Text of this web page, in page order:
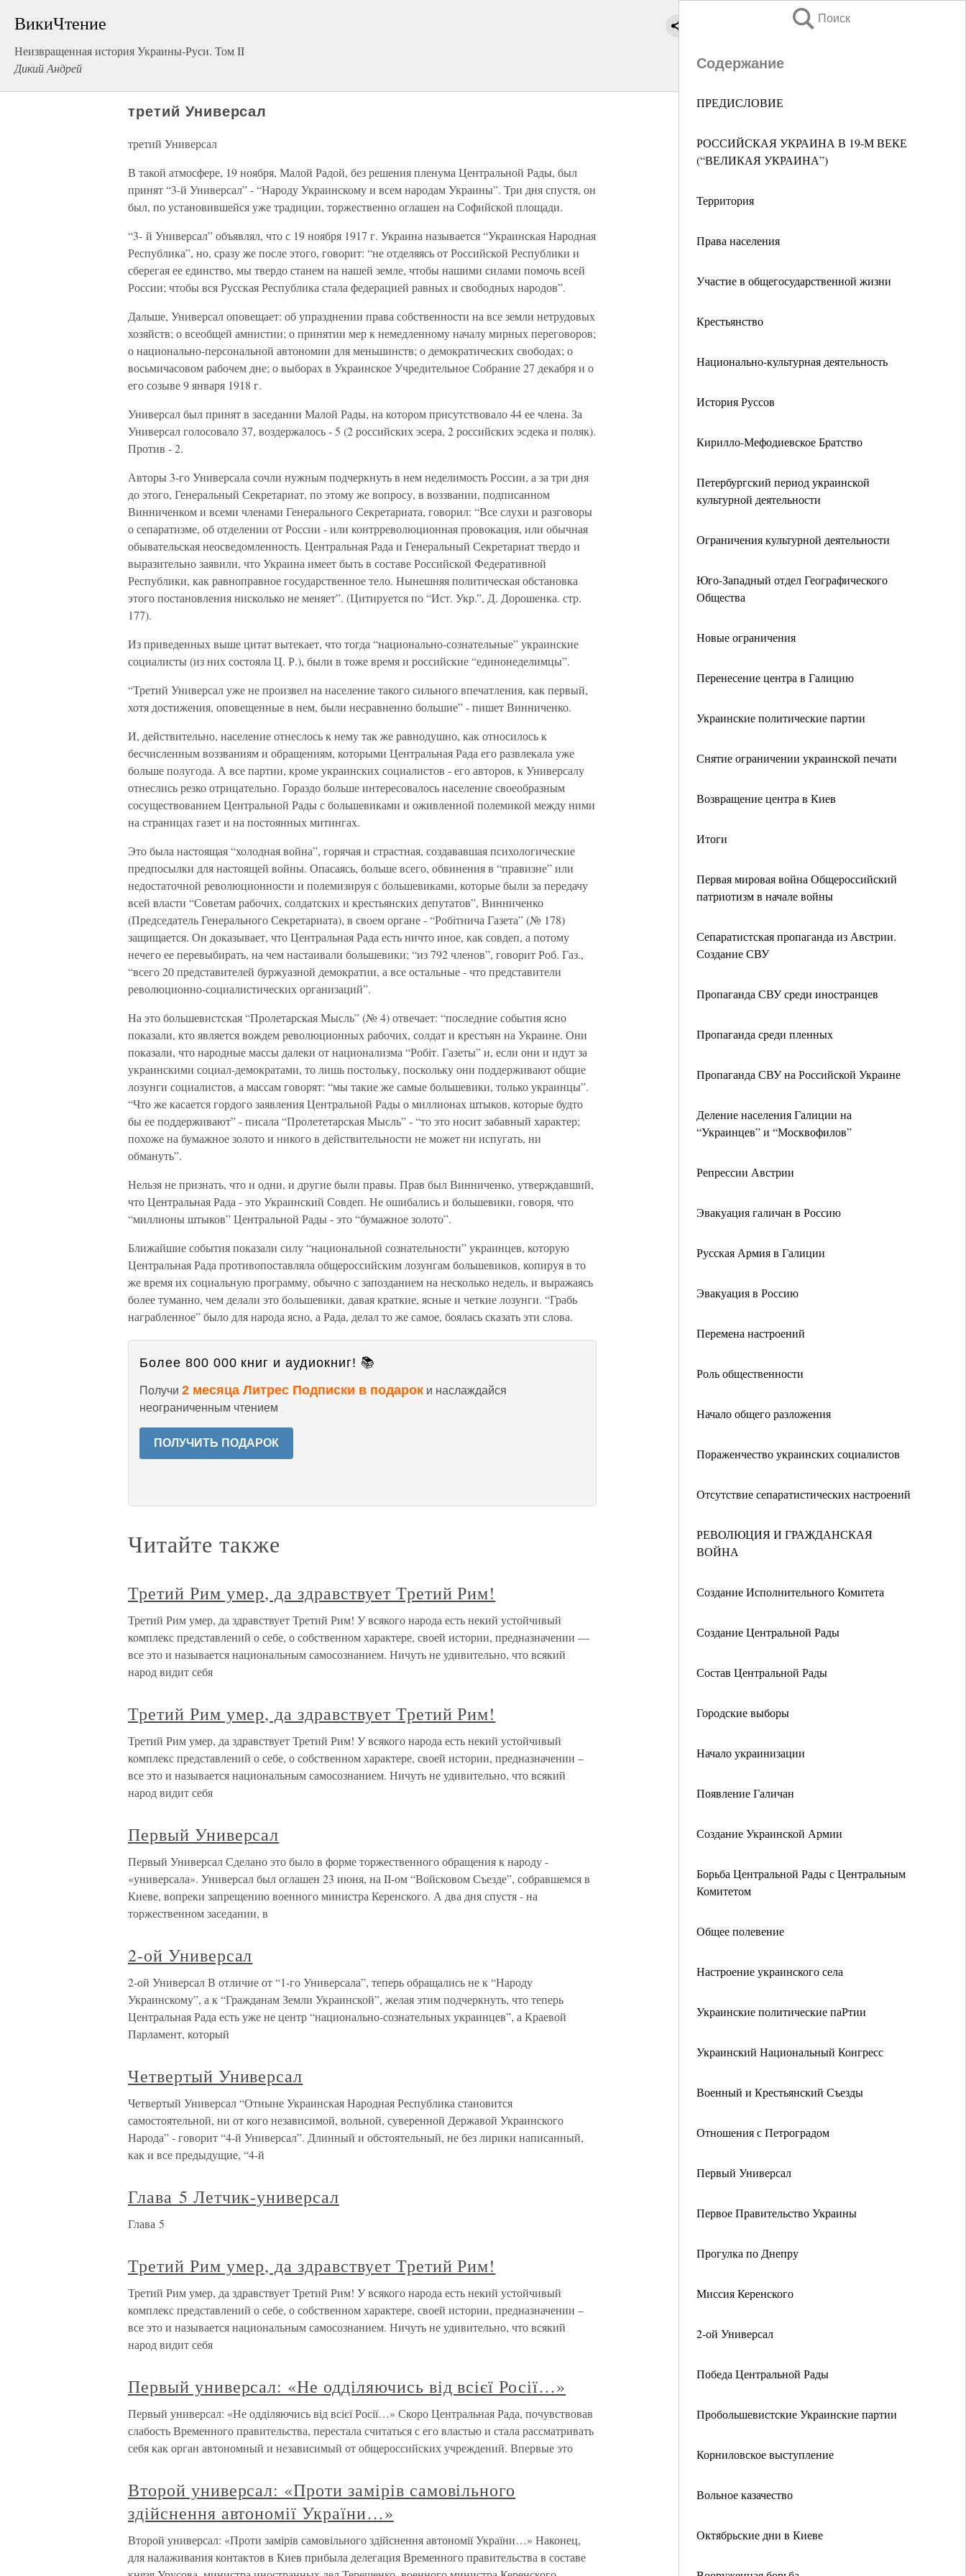
ВикиЧтение
Неизвращенная история Украины-Руси. Том II
Дикий Андрей
Поиск
Содержание
ПРЕДИСЛОВИЕ
РОССИЙСКАЯ УКРАИНА В 19-М ВЕКЕ
(“ВЕЛИКАЯ УКРАИНА”)
Территория
Права населения
Участие в общегосударственной жизни
Крестьянство
Национально-культурная деятельность
История Руссов
Кирилло-Мефодиевское Братство
Петербургский период украинской
культурной деятельности
Ограничения культурной деятельности
Юго-Западный отдел Географического
Общества
Новые ограничения
Перенесение центра в Галицию
Украинские политические партии
Снятие ограничении украинской печати
Возвращение центра в Киев
Итоги
Первая мировая война Общероссийский
патриотизм в начале войны
Сепаратистская пропаганда из Австрии.
Создание СВУ
Пропаганда СВУ среди иностранцев
Пропаганда среди пленных
Пропаганда СВУ на Российской Украине
Деление населения Галиции на
“Украинцев” и “Москвофилов”
Репрессии Австрии
Эвакуация галичан в Россию
Русская Армия в Галиции
Эвакуация в Россию
Перемена настроений
Роль общественности
Начало общего разложения
Пораженчество украинских социалистов
Отсутствие сепаратистических настроений
РЕВОЛЮЦИЯ И ГРАЖДАНСКАЯ
ВОЙНА
Создание Исполнительного Комитета
Создание Центральной Рады
Состав Центральной Рады
Городские выборы
Начало украинизации
Появление Галичан
Создание Украинской Армии
Борьба Центральной Рады с Центральным
Комитетом
Общее полевение
Настроение украинского села
Украинские политические паРтии
Украинский Национальный Конгресс
Военный и Крестьянский Съезды
Отношения с Петроградом
Первый Универсал
Первое Правительство Украины
Прогулка по Днепру
Миссия Керенского
2-ой Универсал
Победа Центральной Рады
Пробольшевистские Украинские партии
Корниловское выступление
Вольное казачество
Октябрьские дни в Киеве
третий Универсал
третий Универсал
В такой атмосфере, 19 ноября, Малой Радой, без решения пленума Центральной Рады, был
принят “3-й Универсал” - “Народу Украинскому и всем народам Украины”. Три дня спустя, он
был, по установившейся уже традиции, торжественно оглашен на Софийской площади.
“3- й Универсал” объявлял, что с 19 ноября 1917 г. Украина называется “Украинская Народная
Республика”, но, сразу же после этого, говорит: “не отделяясь от Российской Республики и
сберегая ее единство, мы твердо станем на нашей земле, чтобы нашими силами помочь всей
России; чтобы вся Русская Республика стала федерацией равных и свободных народов”.
Дальше, Универсал оповещает: об упразднении права собственности на все земли нетрудовых
хозяйств; о всеобщей амнистии; о принятии мер к немедленному началу мирных переговоров;
о национально-персональной автономии для меньшинств; о демократических свободах; о
восьмичасовом рабочем дне; о выборах в Украинское Учредительное Собрание 27 декабря и о
его созыве 9 января 1918 г.
Универсал был принят в заседании Малой Рады, на котором присутствовало 44 ее члена. За
Универсал голосовало 37, воздержалось - 5 (2 российских эсера, 2 российских эсдека и поляк).
Против - 2.
Авторы 3-го Универсала сочли нужным подчеркнуть в нем неделимость России, а за три дня
до этого, Генеральный Секретариат, по этому же вопросу, в воззвании, подписанном
Винниченком и всеми членами Генерального Секретариата, говорил: “Все слухи и разговоры
о сепаратизме, об отделении от России - или контрреволюционная провокация, или обычная
обывательская неосведомленность. Центральная Рада и Генеральный Секретариат твердо и
выразительно заявили, что Украина имеет быть в составе Российской Федеративной
Республики, как равноправное государственное тело. Нынешняя политическая обстановка
этого постановления нисколько не меняет”. (Цитируется по “Ист. Укр.”, Д. Дорошенка. стр.
177).
Из приведенных выше цитат вытекает, что тогда “национально-сознательные” украинские
социалисты (из них состояла Ц. Р.), были в тоже время и российские “единонеделимцы”.
“Третий Универсал уже не произвел на население такого сильного впечатления, как первый,
хотя достижения, оповещенные в нем, были несравненно большие” - пишет Винниченко.
И, действительно, население отнеслось к нему так же равнодушно, как относилось к
бесчисленным воззваниям и обращениям, которыми Центральная Рада его развлекала уже
больше полугода. А все партии, кроме украинских социалистов - его авторов, к Универсалу
отнеслись резко отрицательно. Гораздо больше интересовалось население своеобразным
сосуществованием Центральной Рады с большевиками и оживленной полемикой между ними
на страницах газет и на постоянных митингах.
Это была настоящая “холодная война”, горячая и страстная, создававшая психологические
предпосылки для настоящей войны. Опасаясь, больше всего, обвинения в “правизне” или
недостаточной революционности и полемизируя с большевиками, которые были за передачу
всей власти “Советам рабочих, солдатских и крестьянских депутатов”, Винниченко
(Председатель Генерального Секретариата), в своем органе - “Робiтнича Газета” (№ 178)
защищается. Он доказывает, что Центральная Рада есть ничто иное, как совдеп, а потому
нечего ее перевыбирать, на чем настаивали большевики; “из 792 членов”, говорит Роб. Газ.,
“всего 20 представителей буржуазной демократии, а все остальные - что представители
революционно-социалистических организаций”.
На это большевистская “Пролетарская Мысль” (№ 4) отвечает: “последние события ясно
показали, кто является вождем революционных рабочих, солдат и крестьян на Украине. Они
показали, что народные массы далеки от национализма “Робiт. Газеты” и, если они и идут за
украинскими социал-демократами, то лишь постольку, поскольку они поддерживают общие
лозунги социалистов, а массам говорят: “мы такие же самые большевики, только украинцы”.
“Что же касается гордого заявления Центральной Рады о миллионах штыков, которые будто
бы ее поддерживают” - писала “Пролететарская Мысль” - “то это носит забавный характер;
похоже на бумажное золото и никого в действительности не может ни испугать, ни
обмануть”.
Нельзя не признать, что и одни, и другие были правы. Прав был Винниченко, утверждавший,
что Центральная Рада - это Украинский Совдеп. Не ошибались и большевики, говоря, что
“миллионы штыков” Центральной Рады - это “бумажное золото”.
Ближайшие события показали силу “национальной сознательности” украинцев, которую
Центральная Рада противопоставляла общероссийским лозунгам большевиков, копируя в то
же время их социальную программу, обычно с запозданием на несколько недель, и выражаясь
более туманно, чем делали это большевики, давая краткие, ясные и четкие лозунги. “Грабь
награбленное” было для народа ясно, а Рада, делал то же самое, боялась сказать эти слова.
Более 800 000 книг и аудиокниг! 📚
Получи 2 месяца Литрес Подписки в подарок и наслаждайся
неограниченным чтением
ПОЛУЧИТЬ ПОДАРОК
Читайте также
Третий Рим умер, да здравствует Третий Рим!
Третий Рим умер, да здравствует Третий Рим! У всякого народа есть некий устойчивый
комплекс представлений о себе, о собственном характере, своей истории, предназначении —
все это и называется национальным самосознанием. Ничуть не удивительно, что всякий
народ видит себя
Третий Рим умер, да здравствует Третий Рим!
Третий Рим умер, да здравствует Третий Рим! У всякого народа есть некий устойчивый
комплекс представлений о себе, о собственном характере, своей истории, предназначении –
все это и называется национальным самосознанием. Ничуть не удивительно, что всякий
народ видит себя
Первый Универсал
Первый Универсал Сделано это было в форме торжественного обращения к народу -
«универсала». Универсал был оглашен 23 июня, на II-ом “Войсковом Съезде”, собравшемся в
Киеве, вопреки запрещению военного министра Керенского. А два дня спустя - на
торжественном заседании, в
2-ой Универсал
2-ой Универсал В отличие от “1-го Универсала”, теперь обращались не к “Народу
Украинскому”, а к “Гражданам Земли Украинской”, желая этим подчеркнуть, что теперь
Центральная Рада есть уже не центр “национально-сознательных украинцев”, а Краевой
Парламент, который
Четвертый Универсал
Четвертый Универсал “Отныне Украинская Народная Республика становится
самостоятельной, ни от кого независимой, вольной, суверенной Державой Украинского
Народа” - говорит “4-й Универсал”. Длинный и обстоятельный, не без лирики написанный,
как и все предыдущие, “4-й
Глава 5 Летчик-универсал
Глава 5
Третий Рим умер, да здравствует Третий Рим!
Третий Рим умер, да здравствует Третий Рим! У всякого народа есть некий устойчивый
комплекс представлений о себе, о собственном характере, своей истории, предназначении –
все это и называется национальным самосознанием. Ничуть не удивительно, что всякий
народ видит себя
Первый универсал: «Не одділяючись від всієї Росії…»
Первый универсал: «Не одділяючись від всієї Росії…» Скоро Центральная Рада, почувствовав
слабость Временного правительства, перестала считаться с его властью и стала рассматривать
себя как орган автономный и независимый от общероссийских учреждений. Впервые это
Второй универсал: «Проти замірів самовільного
здійснення автономії України…»
Второй универсал: «Проти замірів самовільного здійснення автономії України…» Наконец,
для налаживания контактов в Киев прибыла делегация Временного правительства в составе